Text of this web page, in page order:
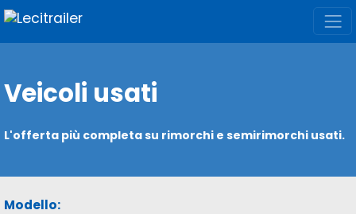
Veicoli usati
L'offerta più completa su rimorchi e semirimorchi usati.
Modello: